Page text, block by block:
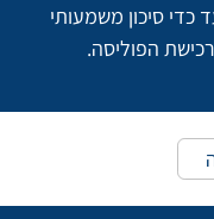
כדי סיכון משמעותי
הפוליסה.